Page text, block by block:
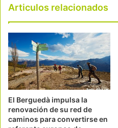
Articulos relacionados
El Berguedà impulsa la
renovación de su red de
caminos para convertirse en